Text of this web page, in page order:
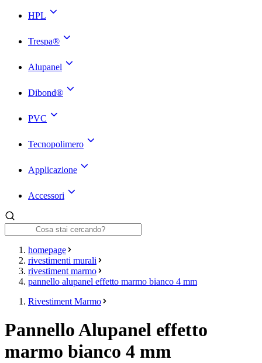
HPL
Trespa®
Alupanel
Dibond®
PVC
Tecnopolimero
Applicazione
Accessori
homepage
rivestimenti murali
rivestiment marmo
pannello alupanel effetto marmo bianco 4 mm
Rivestiment Marmo
Pannello Alupanel effetto
marmo bianco 4 mm